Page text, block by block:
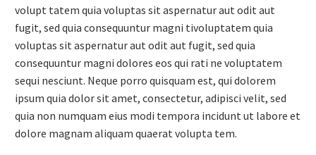
volupt tatem quia voluptas sit aspernatur aut odit aut
fugit, sed quia consequuntur magni tivoluptatem quia
voluptas sit aspernatur aut odit aut fugit, sed quia
consequuntur magni dolores eos qui rati ne voluptatem
sequi nesciunt. Neque porro quisquam est, qui dolorem
ipsum quia dolor sit amet, consectetur, adipisci velit, sed
quia non numquam eius modi tempora incidunt ut labore et
dolore magnam aliquam quaerat volupta tem.